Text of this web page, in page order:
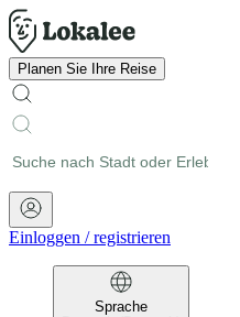
Planen Sie Ihre Reise
Einloggen /registrieren
Sprache